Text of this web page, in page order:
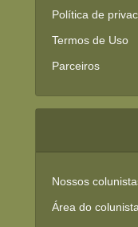
Política de
Termos de Uso
Parceiros
Nossos
Área do